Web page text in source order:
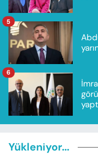
5
6
Yükleniyor...